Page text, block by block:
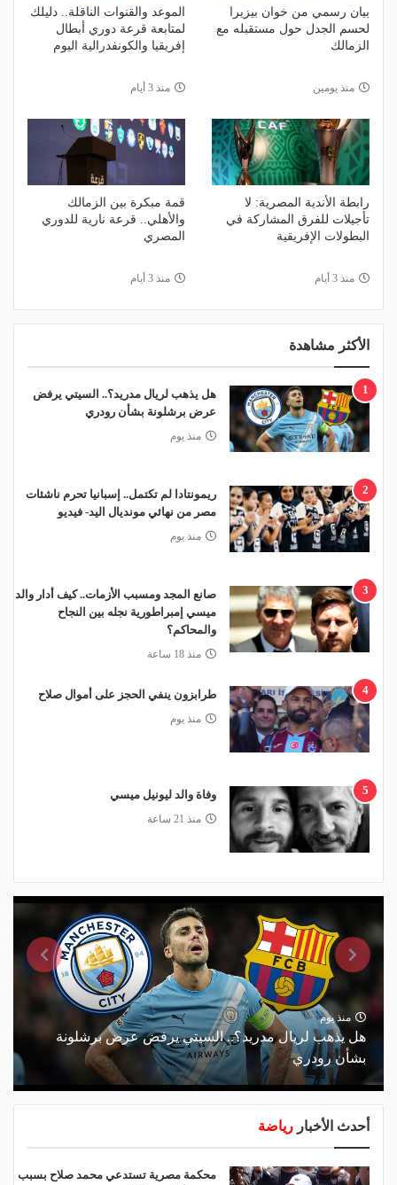
بيان رسمي من خوان بيزيرا
لحسم الجدل حول مستقبله مع
الزمالك
منذ يومين
الموعد والقنوات الناقلة.. دليلك
لمتابعة قرعة دوري أبطال
إفريقيا والكونفدرالية اليوم
منذ 3 أيام
رابطة الأندية المصرية: لا
تأجيلات للفرق المشاركة في
البطولات الإفريقية
منذ 3 أيام
قمة مبكرة بين الزمالك
والأهلي.. قرعة نارية للدوري
المصري
منذ 3 أيام
الأكثر مشاهدة
1
هل يذهب لريال مدريد؟.. السيتي يرفض
عرض برشلونة بشأن رودري
منذ يوم
2
ريمونتادا لم تكتمل.. إسبانيا تحرم ناشئات
مصر من نهائي مونديال اليد- فيديو
منذ يوم
3
صانع المجد ومسبب الأزمات.. كيف أدار والد
ميسي إمبراطورية نجله بين النجاح
والمحاكم؟
منذ 18 ساعة
4 طرابزون ينفي الحجز على أموال صلاح
منذ يوم
5 وفاة والد ليونيل ميسي
منذ 21 ساعة
منذ يوم
هل يذهب لريال مدريد؟.. السيتي يرفض عرض برشلونة
بشأن رودري
أحدث الأخبار رياضة
محكمة مصرية تستدعي محمد صلاح بسبب